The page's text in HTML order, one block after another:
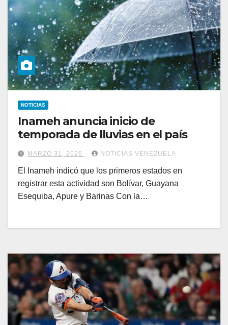
NOTICIAS
Inameh anuncia inicio de
temporada de lluvias en el país
MARZO 31, 2026 NOTICIAS VENEZUELA
El Inameh indicó que los primeros estados en
registrar esta actividad son Bolívar, Guayana
Esequiba, Apure y Barinas Con la…